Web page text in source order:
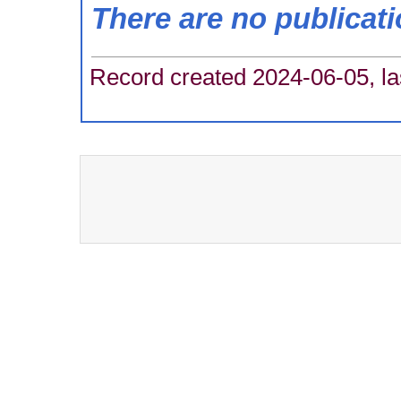
There are no
Record created 2024-06-05,